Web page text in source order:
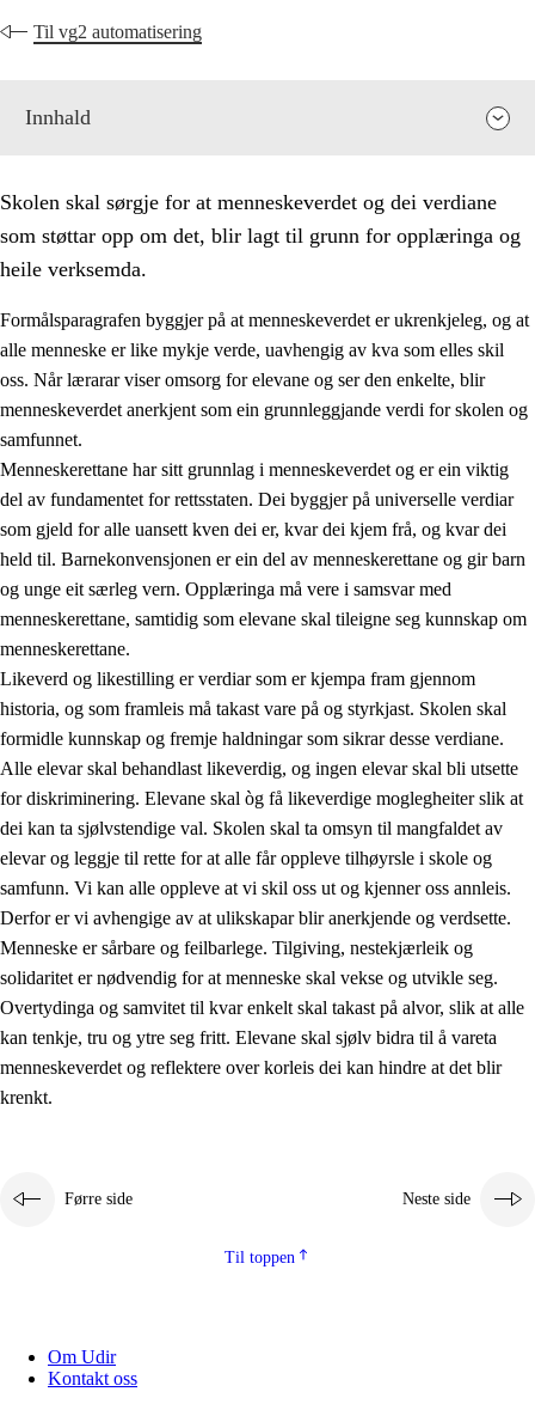
Til vg2 automatisering
Innhald
1.
1.1 Menneskeverdet
1.2 Identitet og kulturelt mangfald
1.3 Kritisk tenking og etisk bevisstheit
1.4 Skaparglede, engasjement og utforskartrong
1.5 Respekt for naturen og miljøbevisstheit
1.6 Demokrati og medverknad
Skolen skal sørgje for at menneskeverdet og dei verdiane
som støttar opp om det, blir lagt til grunn for opplæringa og
heile verksemda.
Formålsparagrafen byggjer på at menneskeverdet er ukrenkjeleg, og at
alle menneske er like mykje verde, uavhengig av kva som elles skil
oss. Når lærarar viser omsorg for elevane og ser den enkelte, blir
menneskeverdet anerkjent som ein grunnleggjande verdi for skolen og
samfunnet.
Menneskerettane har sitt grunnlag i menneskeverdet og er ein viktig
del av fundamentet for rettsstaten. Dei byggjer på universelle verdiar
som gjeld for alle uansett kven dei er, kvar dei kjem frå, og kvar dei
held til. Barnekonvensjonen er ein del av menneskerettane og gir barn
og unge eit særleg vern. Opplæringa må vere i samsvar med
menneskerettane, samtidig som elevane skal tileigne seg kunnskap om
menneskerettane.
Likeverd og likestilling er verdiar som er kjempa fram gjennom
historia, og som framleis må takast vare på og styrkjast. Skolen skal
formidle kunnskap og fremje haldningar som sikrar desse verdiane.
Alle elevar skal behandlast likeverdig, og ingen elevar skal bli utsette
for diskriminering. Elevane skal òg få likeverdige moglegheiter slik at
dei kan ta sjølvstendige val. Skolen skal ta omsyn til mangfaldet av
elevar og leggje til rette for at alle får oppleve tilhøyrsle i skole og
samfunn. Vi kan alle oppleve at vi skil oss ut og kjenner oss annleis.
Derfor er vi avhengige av at ulikskapar blir anerkjende og verdsette.
Menneske er sårbare og feilbarlege. Tilgiving, nestekjærleik og
solidaritet er nødvendig for at menneske skal vekse og utvikle seg.
Overtydinga og samvitet til kvar enkelt skal takast på alvor, slik at alle
kan tenkje, tru og ytre seg fritt. Elevane skal sjølv bidra til å vareta
menneskeverdet og reflektere over korleis dei kan hindre at det blir
krenkt.
Førre side Neste side
Til toppen
Om Udir
Kontakt oss